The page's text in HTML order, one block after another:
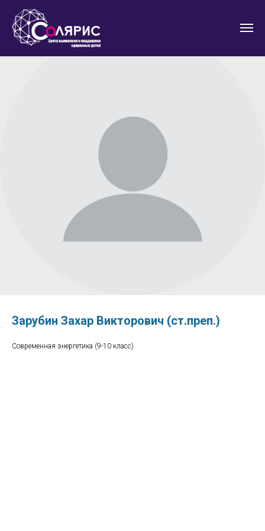
Зарубин Захар Викторович (ст.преп.)
Современная энергетика (9-10 класс)